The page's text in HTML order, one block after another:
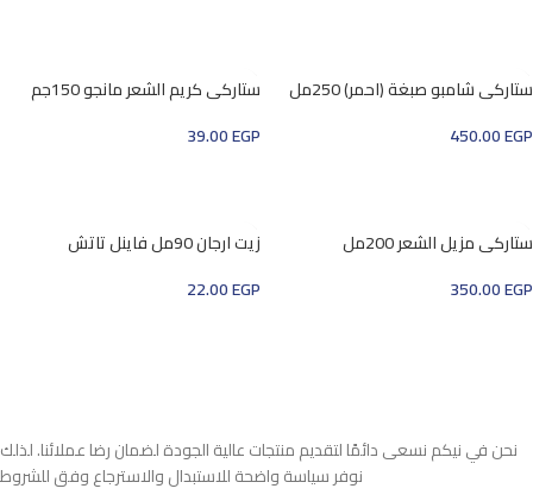
ستاركي شامبو صبغة (احمر) 250مل
450.00EGP
ستاركي كريم الشعر مانجو 150جم
39.00EGP
ستاركي مزيل الشعر 200مل
350.00EGP
زيت ارجان 90مل فاينل تاتش
22.00EGP
نحن في نيكم نسعى دائمًا لتقديم منتجات عالية الجودة لضمان رضا عملائنا. لذلك
نوفر سياسة واضحة للاستبدال والاسترجاع وفق للشروط